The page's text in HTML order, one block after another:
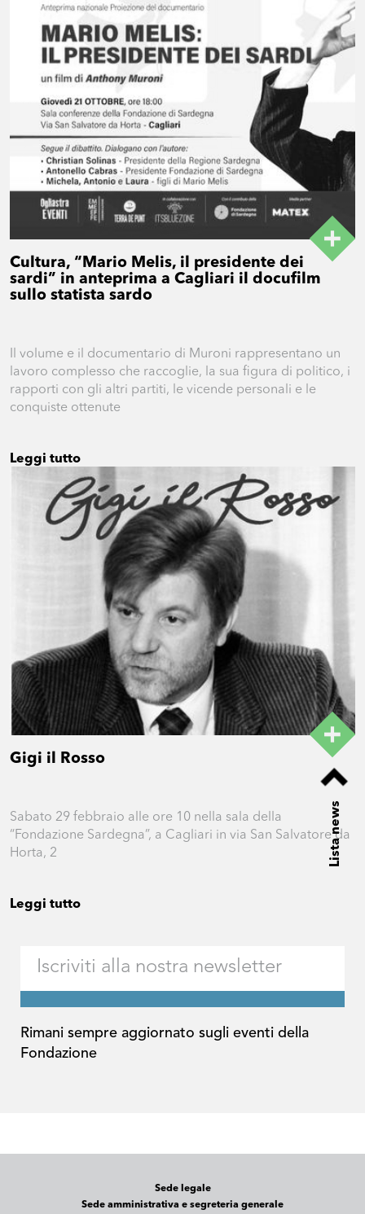
Cultura, “Mario Melis, il presidente dei
sardi” in anteprima a Cagliari il docufilm
sullo statista sardo
Il volume e il documentario di Muroni rappresentano un
lavoro complesso che raccoglie, la sua figura di politico, i
rapporti con gli altri partiti, le vicende personali e le
conquiste ottenute
Leggi tutto
Gigi il Rosso
Sabato 29 febbraio alle ore 10 nella sala della
“Fondazione Sardegna”, a Cagliari in via San Salvatore da
Horta, 2
Leggi tutto
Lista news
Rimani sempre aggiornato sugli eventi della
Fondazione
Sede legale
Sede amministrativa e segreteria generale